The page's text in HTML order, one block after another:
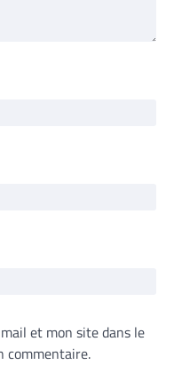
et mon site dans le
commentaire.